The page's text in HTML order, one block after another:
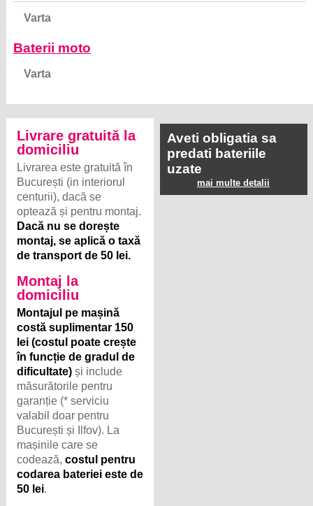
Varta
Baterii moto
Varta
Livrare gratuită la
domiciliu
Livrarea este gratuită în
București (in interiorul
centurii), dacă se
optează și pentru montaj.
Dacă nu se dorește
montaj, se aplică o taxă
de transport de 50 lei.
Montaj la
domiciliu
Montajul pe mașină
costă suplimentar 150
lei (costul poate crește
în funcție de gradul de
dificultate) și include
măsurătorile pentru
garanție (* serviciu
valabil doar pentru
București și Ilfov). La
mașinile care se
codează,costul pentru
codarea bateriei este de
50 lei.
Aveti obligatia sa
predati bateriile
uzate
mai multe detalii